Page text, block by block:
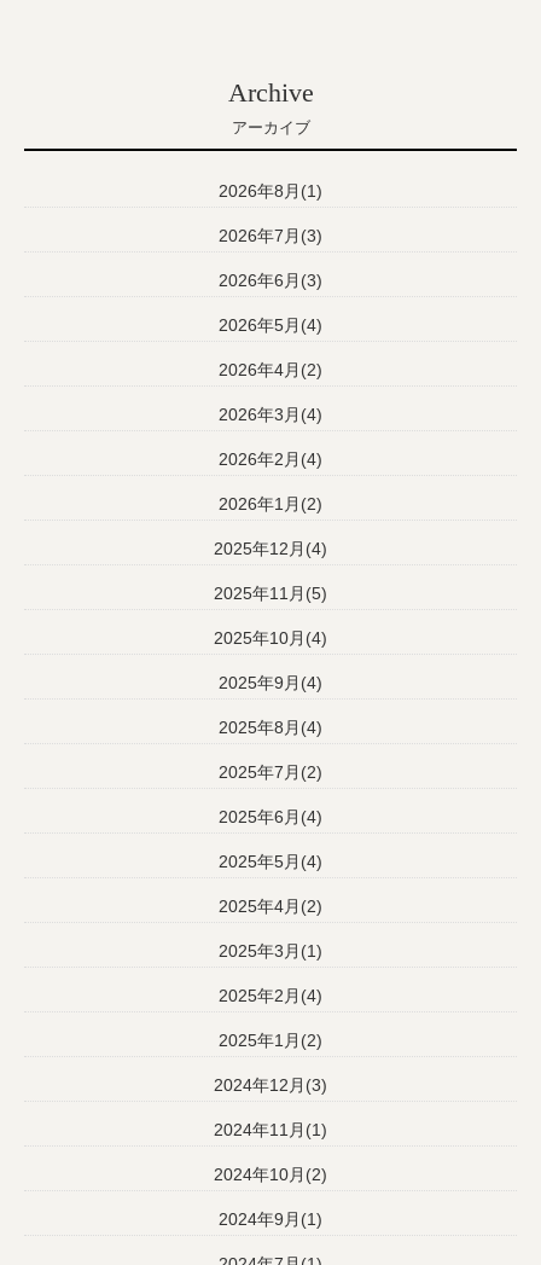
Archive
アーカイブ
2026年8月(1)
2026年7月(3)
2026年6月(3)
2026年5月(4)
2026年4月(2)
2026年3月(4)
2026年2月(4)
2026年1月(2)
2025年12月(4)
2025年11月(5)
2025年10月(4)
2025年9月(4)
2025年8月(4)
2025年7月(2)
2025年6月(4)
2025年5月(4)
2025年4月(2)
2025年3月(1)
2025年2月(4)
2025年1月(2)
2024年12月(3)
2024年11月(1)
2024年10月(2)
2024年9月(1)